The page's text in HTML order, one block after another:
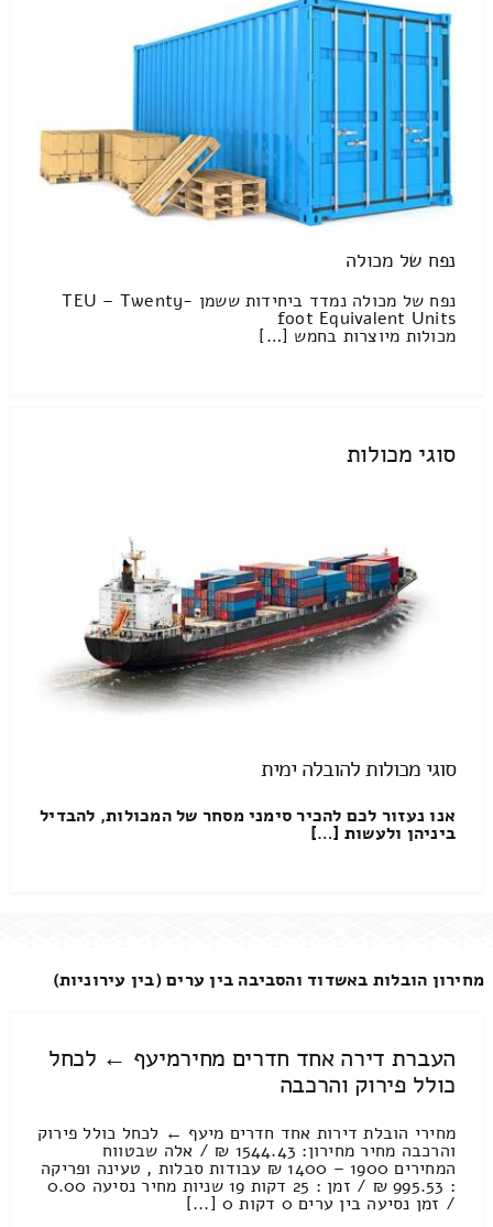
נפח של מכולה
נפח של מכולה נמדד ביחידות ששמן TEU – Twenty-
foot Equivalent Units
מכולות מיוצרות בחמש […]
סוגי מכולות
סוגי מכולות להובלה ימית
אנו נעזור לכם להכיר סימני מסחר של המכולות, להבדיל
ביניהן ולעשות […]
מחירון הובלות באשדוד והסביבה בין ערים (בין עירוניות)
העברת דירה אחד חדרים מחירמיעף ← לכחל
כולל פירוק והרכבה
מחירי הובלת דירות אחד חדרים מיעף ← לכחל כולל פירוק
והרכבה מחיר מחירון: 1544.43 ₪ / אלה שבטווח
המחירים 1900 – 1400 ₪ עבודות סבלות , טעינה ופריקה
: 995.53 ₪ / זמן : 25 דקות 19 שניות מחיר נסיעה 0.00
/ זמן נסיעה בין ערים 0 דקות 0 [...]